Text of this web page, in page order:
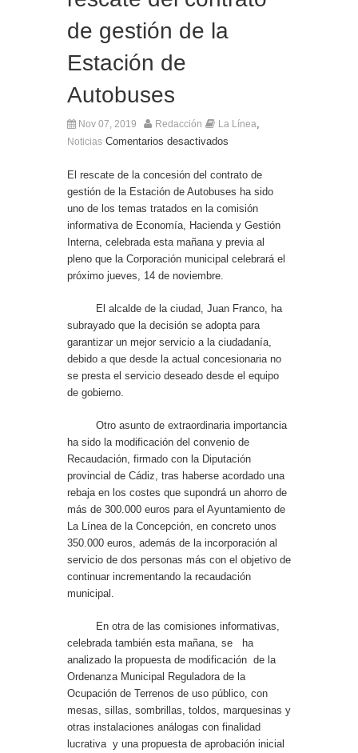
Presentado el IV Torneo de Fútbol Senior Alcalde
de San Roque, que se disputa la semana
próxima
de gestión de la
Estación de
Autobuses
Nov 07, 2019 Redacción La Línea,
Noticias Comentarios desactivados
El rescate de la concesión del contrato de
gestión de la Estación de Autobuses ha sido
uno de los temas tratados en la comisión
informativa de Economía, Hacienda y Gestión
Interna, celebrada esta mañana y previa al
pleno que la Corporación municipal celebrará el
próximo jueves, 14 de noviembre.
El alcalde de la ciudad, Juan Franco, ha
subrayado que la decisión se adopta para
garantizar un mejor servicio a la ciudadanía,
debido a que desde la actual concesionaria no
se presta el servicio deseado desde el equipo
de gobierno.
Otro asunto de extraordinaria importancia
ha sido la modificación del convenio de
Recaudación, firmado con la Diputación
provincial de Cádiz, tras haberse acordado una
rebaja en los costes que supondrá un ahorro de
más de 300.000 euros para el Ayuntamiento de
La Línea de la Concepción, en concreto unos
350.000 euros, además de la incorporación al
servicio de dos personas más con el objetivo de
continuar incrementando la recaudación
municipal.
En otra de las comisiones informativas,
celebrada también esta mañana, se ha
analizado la propuesta de modificación de la
Ordenanza Municipal Reguladora de la
Ocupación de Terrenos de uso público, con
mesas, sillas, sombrillas, toldos, marquesinas y
otras instalaciones análogas con finalidad
lucrativa y una propuesta de aprobación inicial